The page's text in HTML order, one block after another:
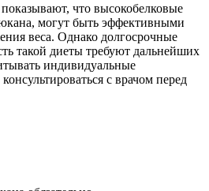
что высокобелковые
могут быть эффективными
веса. Однако долгосрочные
такой диеты требуют дальнейших
индивидуальные
с врачом перед